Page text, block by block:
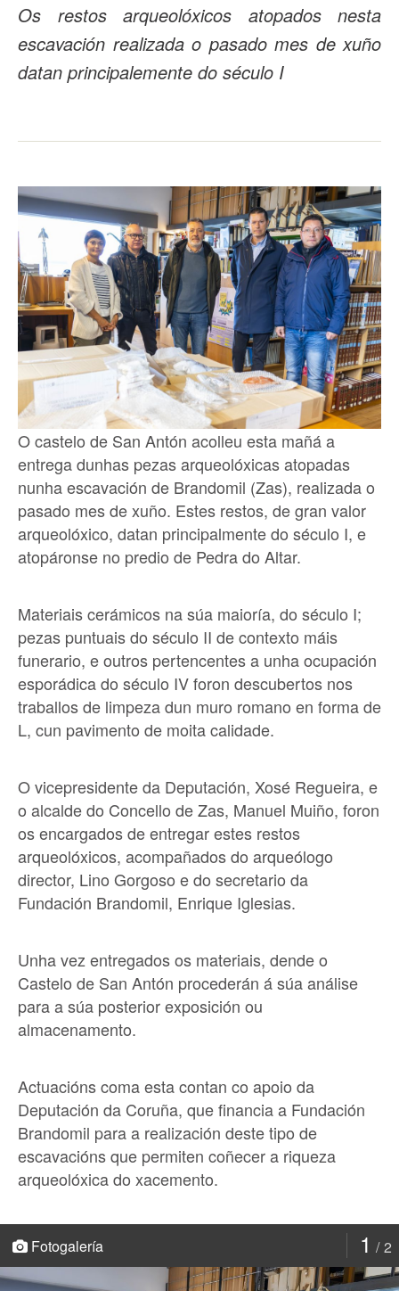
Os restos arqueolóxicos atopados nesta
escavación realizada o pasado mes de xuño
datan principalemente do século I
O castelo de San Antón acolleu esta mañá a
entrega dunhas pezas arqueolóxicas atopadas
nunha escavación de Brandomil (Zas), realizada o
pasado mes de xuño. Estes restos, de gran valor
arqueolóxico, datan principalmente do século I, e
atopáronse no predio de Pedra do Altar.
Materiais cerámicos na súa maioría, do século I;
pezas puntuais do século II de contexto máis
funerario, e outros pertencentes a unha ocupación
esporádica do século IV foron descubertos nos
traballos de limpeza dun muro romano en forma de
L, cun pavimento de moita calidade.
O vicepresidente da Deputación, Xosé Regueira, e
o alcalde do Concello de Zas, Manuel Muiño, foron
os encargados de entregar estes restos
arqueolóxicos, acompañados do arqueólogo
director, Lino Gorgoso e do secretario da
Fundación Brandomil, Enrique Iglesias.
Unha vez entregados os materiais, dende o
Castelo de San Antón procederán á súa análise
para a súa posterior exposición ou
almacenamento.
Actuacións coma esta contan co apoio da
Deputación da Coruña, que financia a Fundación
Brandomil para a realización deste tipo de
escavacións que permiten coñecer a riqueza
arqueolóxica do xacemento.
1 2
Fotogalería